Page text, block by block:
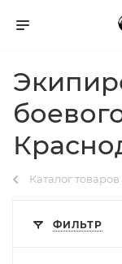
Каталог
ФИЛЬТР